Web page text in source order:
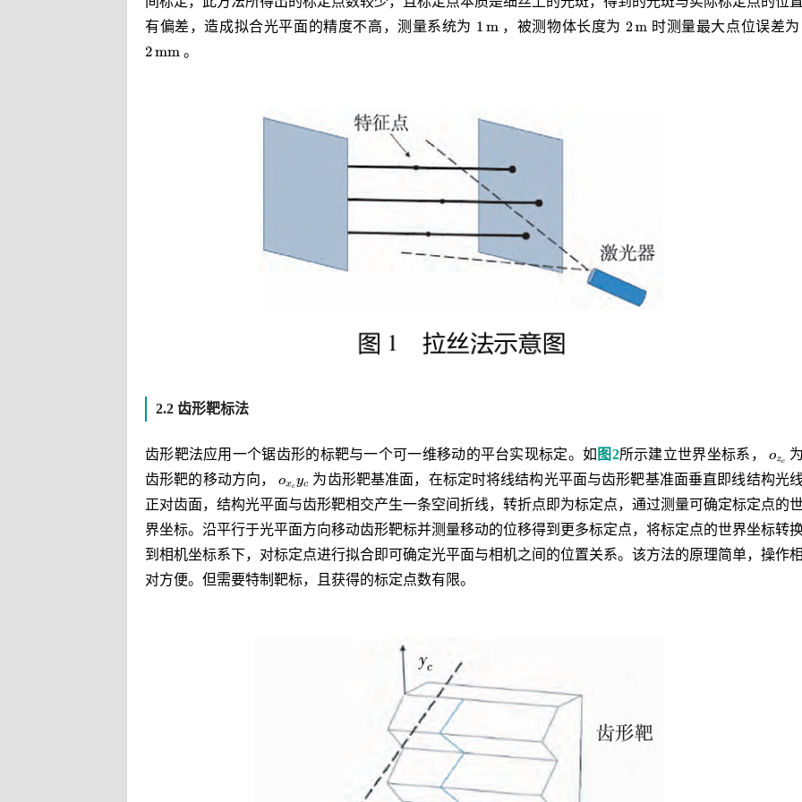
有偏差，造成拟合光平面的精度不高，测量系统为
，被测物体长度为
时测量最大点位误差
。
2.2 齿形靶标法
齿形靶法应用一个锯齿形的标靶与一个可一维移动的平台实现标定。如 图2所示建立世界坐标系，
齿形靶的移动方向，
为齿形靶基准面，在标定时将线结构光平面与齿形靶基准面垂直即线结构光
正对齿面，结构光平面与齿形靶相交产生一条空间折线，转折点即为标定点，通过测量可确定标定点的
界坐标。沿平行于光平面方向移动齿形靶标并测量移动的位移得到更多标定点，将标定点的世界坐标转
到相机坐标系下，对标定点进行拟合即可确定光平面与相机之间的位置关系。该方法的原理简单，操作
对方便。但需要特制靶标，且获得的标定点数有限。